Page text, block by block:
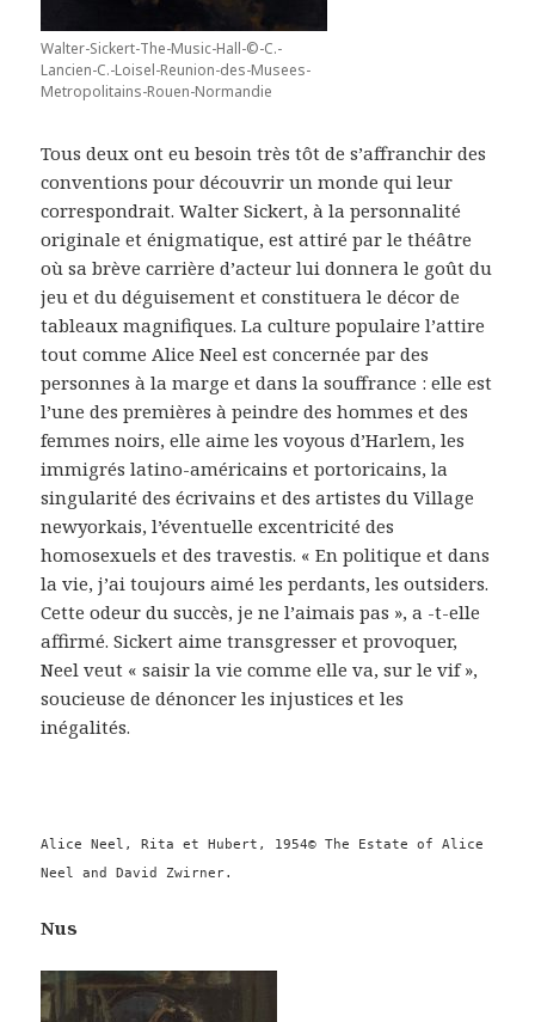
Walter-Sickert-The-Music-Hall-©-C.-
Lancien-C.-Loisel-Reunion-des-Musees-
Metropolitains-Rouen-Normandie
Tous deux ont eu besoin très tôt de s’affranchir des
conventions pour découvrir un monde qui leur
correspondrait. Walter Sickert, à la personnalité
originale et énigmatique, est attiré par le théâtre
où sa brève carrière d’acteur lui donnera le goût du
jeu et du déguisement et constituera le décor de
tableaux magnifiques. La culture populaire l’attire
tout comme Alice Neel est concernée par des
personnes à la marge et dans la souffrance : elle est
l’une des premières à peindre des hommes et des
femmes noirs, elle aime les voyous d’Harlem, les
immigrés latino-américains et portoricains, la
singularité des écrivains et des artistes du Village
newyorkais, l’éventuelle excentricité des
homosexuels et des travestis. « En politique et dans
la vie, j’ai toujours aimé les perdants, les outsiders.
Cette odeur du succès, je ne l’aimais pas », a -t-elle
affirmé. Sickert aime transgresser et provoquer,
Neel veut « saisir la vie comme elle va, sur le vif »,
soucieuse de dénoncer les injustices et les
inégalités.
Alice Neel, Rita et Hubert, 1954© The Estate of Alice
Neel and David Zwirner.
Nus